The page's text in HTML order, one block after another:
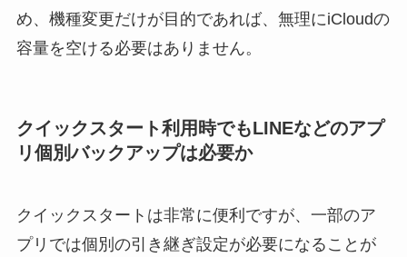
め、機種変更だけが目的であれば、無理にiCloudの
容量を空ける必要はありません。
クイックスタート利用時でもLINEなどのアプ
リ個別バックアップは必要か
クイックスタートは非常に便利ですが、一部のア
プリでは個別の引き継ぎ設定が必要になることが